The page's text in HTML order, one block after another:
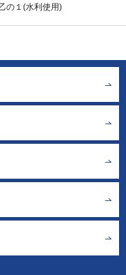
の１(水利使用)